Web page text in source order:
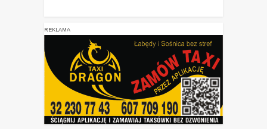
REKLAMA